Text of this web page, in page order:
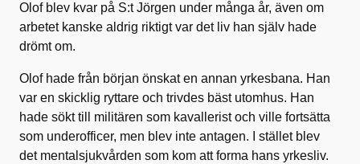
Olof blev kvar på S:t Jörgen under många år, även om
arbetet kanske aldrig riktigt var det liv han själv hade
drömt om.
Olof hade från början önskat en annan yrkesbana. Han
var en skicklig ryttare och trivdes bäst utomhus. Han
hade sökt till militären som kavallerist och ville fortsätta
som underofficer, men blev inte antagen. I stället blev
det mentalsjukvården som kom att forma hans yrkesliv.